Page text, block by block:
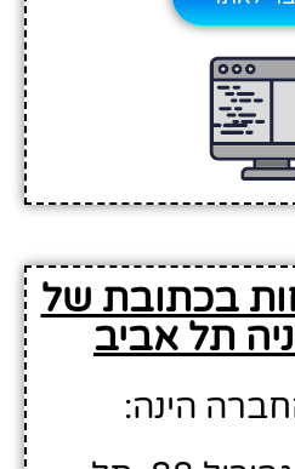
בכתובת של
תל אביב
הינה: